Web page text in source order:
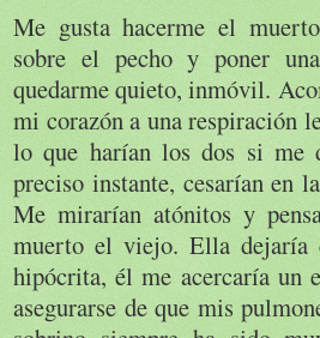
Me gusta hacerme el
sobre el pecho y poner
quedarme quieto, inmóvil.
mi corazón a una respiración
lo que harían los dos si me
preciso instante, cesarían en
Me mirarían atónitos y
muerto el viejo. Ella dejaría
hipócrita, él me acercaría un
asegurarse de que mis